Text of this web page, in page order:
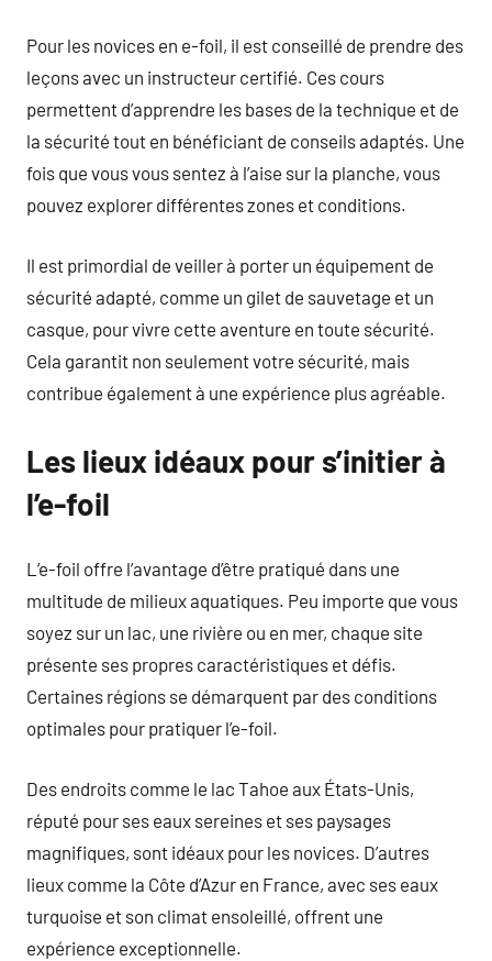
Pour les novices en e-foil, il est conseillé de prendre des
leçons avec un instructeur certifié. Ces cours
permettent d’apprendre les bases de la technique et de
la sécurité tout en bénéficiant de conseils adaptés. Une
fois que vous vous sentez à l’aise sur la planche, vous
pouvez explorer différentes zones et conditions.
Il est primordial de veiller à porter un équipement de
sécurité adapté, comme un gilet de sauvetage et un
casque, pour vivre cette aventure en toute sécurité.
Cela garantit non seulement votre sécurité, mais
contribue également à une expérience plus agréable.
Les lieux idéaux pour s’initier à
l’e-foil
L’e-foil offre l’avantage d’être pratiqué dans une
multitude de milieux aquatiques. Peu importe que vous
soyez sur un lac, une rivière ou en mer, chaque site
présente ses propres caractéristiques et défis.
Certaines régions se démarquent par des conditions
optimales pour pratiquer l’e-foil.
Des endroits comme le lac Tahoe aux États-Unis,
réputé pour ses eaux sereines et ses paysages
magnifiques, sont idéaux pour les novices. D’autres
lieux comme la Côte d’Azur en France, avec ses eaux
turquoise et son climat ensoleillé, offrent une
expérience exceptionnelle.